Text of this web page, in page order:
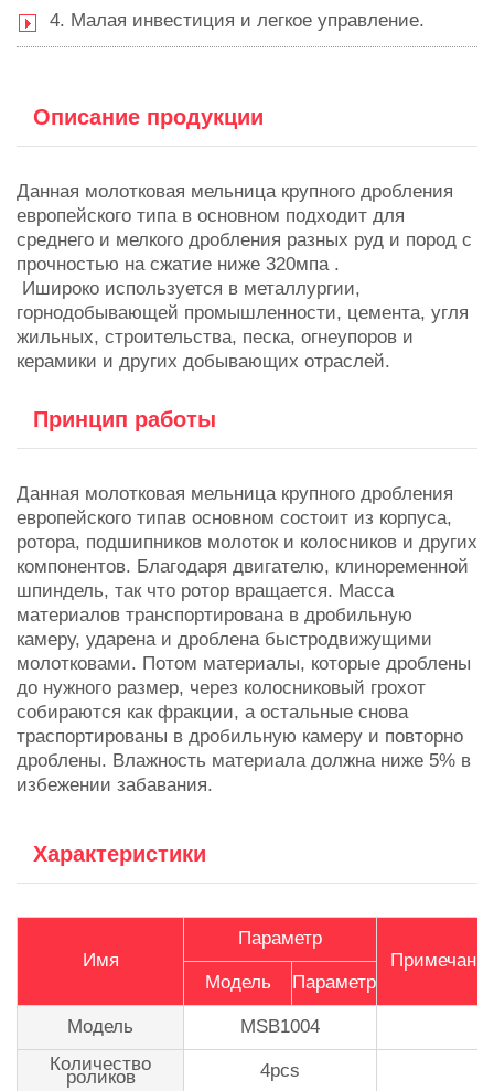
4. Малая инвестиция и легкое управление.
Описание продукции
Данная молотковая мельница крупного дробления
европейского типа в основном подходит для
среднего и мелкого дробления разных руд и пород с
прочностью на сжатие ниже 320мпа .
Ишироко используется в металлургии,
горнодобывающей промышленности, цемента, угля
жильных, строительства, песка, огнеупоров и
керамики и других добывающих отраслей.
Принцип работы
Данная молотковая мельница крупного дробления
европейского типав основном состоит из корпуса,
ротора, подшипников молоток и колосников и других
компонентов. Благодаря двигателю, клиноременной
шпиндель, так что ротор вращается. Масса
материалов транспортирована в дробильную
камеру, ударена и дроблена быстродвижущими
молотковами. Потом материалы, которые дроблены
до нужного размер, через колосниковый грохот
собираются как фракции, а остальные снова
траспортированы в дробильную камеру и повторно
дроблены. Влажность материала должна ниже 5% в
избежении забавания.
Характеристики
Имя
Параметр
Модель
Параметр
Модель
MSB1004
Количество
роликов 4pcs